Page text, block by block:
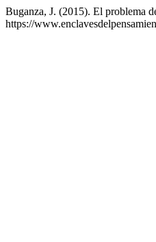
Buganza, J. (2015). El problema
https://